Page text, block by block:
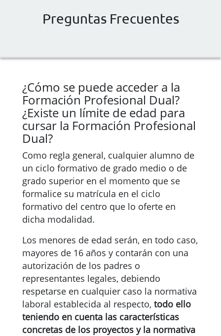
Preguntas Frecuentes
¿Cómo se puede acceder a la
Formación Profesional Dual?
¿Existe un límite de edad para
cursar la Formación Profesional
Dual?
Como regla general, cualquier alumno de
un ciclo formativo de grado medio o de
grado superior en el momento que se
formalice su matrícula en el ciclo
formativo del centro que lo oferte en
dicha modalidad.
Los menores de edad serán, en todo caso,
mayores de 16 años y contarán con una
autorización de los padres o
representantes legales, debiendo
respetarse en cualquier caso la normativa
laboral establecida al respecto, todo ello
teniendo en cuenta las características
concretas de los proyectos y la normativa